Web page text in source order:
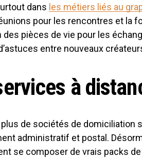
dans les métiers liés au
pour les rencontres et la
pièces de vie pour les
entre nouveaux
à
plus de sociétés de domiciliation
administratif et postal.
se composer de vrais packs